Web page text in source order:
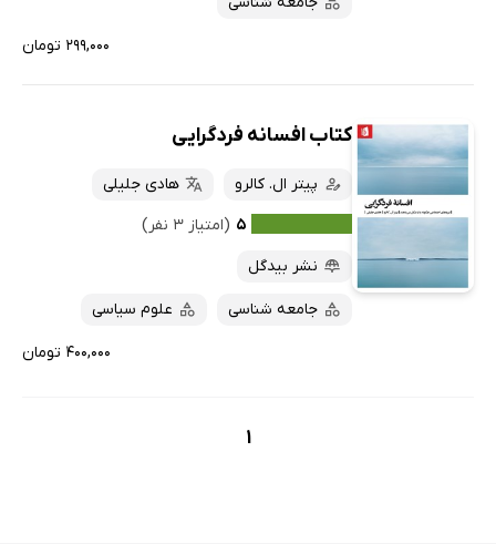
۲۹۹,۰۰۰ تومان
کتاب افسانه فردگرایی
پیتر ال. کالرو
هادی جلیلی
۵ (امتیاز ۳ نفر)
نشر بیدگل
جامعه شناسی علوم سیاسی
۴۰۰,۰۰۰ تومان
1